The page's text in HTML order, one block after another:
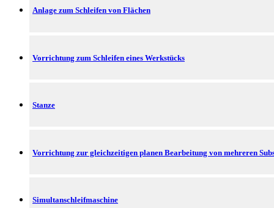
Anlage zum Schleifen von Flächen
Vorrichtung zum Schleifen eines Werkstücks
Stanze
Vorrichtung zur gleichzeitigen planen Bearbeitung von mehreren
Simultanschleifmaschine